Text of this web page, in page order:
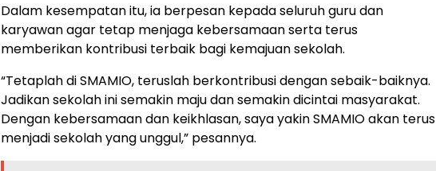
Dalam kesempatan itu, ia berpesan kepada seluruh guru dan
karyawan agar tetap menjaga kebersamaan serta terus
memberikan kontribusi terbaik bagi kemajuan sekolah.
“Tetaplah di SMAMIO, teruslah berkontribusi dengan sebaik-baiknya.
Jadikan sekolah ini semakin maju dan semakin dicintai masyarakat.
Dengan kebersamaan dan keikhlasan, saya yakin SMAMIO akan terus
menjadi sekolah yang unggul,” pesannya.